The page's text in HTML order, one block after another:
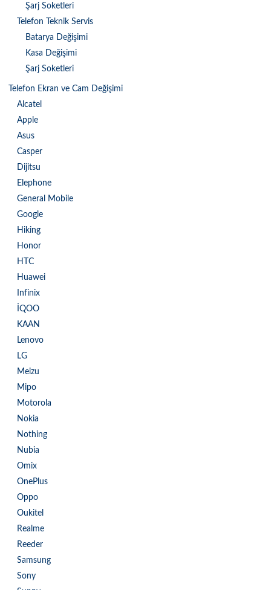
Şarj Soketleri
Telefon Teknik Servis
Batarya Değişimi
Kasa Değişimi
Şarj Soketleri
Telefon Ekran ve Cam Değişimi
Alcatel
Apple
Asus
Casper
Dijitsu
Elephone
General Mobile
Google
Hiking
Honor
HTC
Huawei
Infinix
İQOO
KAAN
Lenovo
LG
Meizu
Mipo
Motorola
Nokia
Nothing
Nubia
Omix
OnePlus
Oppo
Oukitel
Realme
Reeder
Samsung
Sony